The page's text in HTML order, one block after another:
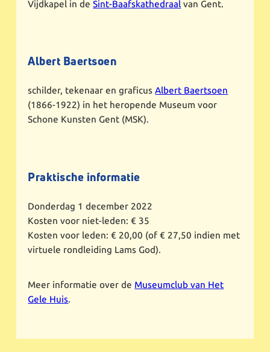
Vijdkapel in deSint-Baafskathedraal van Gent.
Albert Baertsoen
schilder, tekenaar en graficusAlbert Baertsoen
(1866-1922) in het heropende Museum voor
Schone Kunsten Gent (MSK).
Praktische informatie
Donderdag 1 december 2022
Kosten voor niet-leden: € 35
Kosten voor leden: € 20,00 (of € 27,50 indien met
virtuele rondleiding Lams God).
Meer informatie over de Museumclub van Het
Gele Huis.